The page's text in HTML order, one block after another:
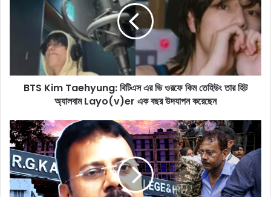
e
n
g
:
বি
টি
এ
BTS Kim Taehyung: বিটিএস এর ভি ওরফে কিম তেহিউং তার হিট
অ্যালবাম Layo(v)er এক বছর উদযাপন করেছেন
S
a
n
d
i
p